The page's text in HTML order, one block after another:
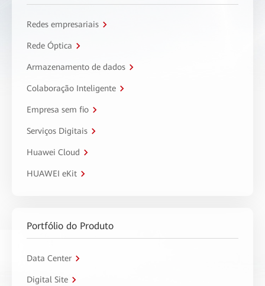
Redes empresariais
Rede Óptica
Armazenamento de dados
Colaboração Inteligente
Empresa sem fio
Serviços Digitais
Huawei Cloud
HUAWEI eKit
Portfólio do Produto
Data Center
Digital Site